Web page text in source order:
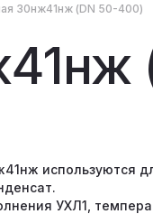
30нж41нж (DN 50-400)
используются
УХЛ1,